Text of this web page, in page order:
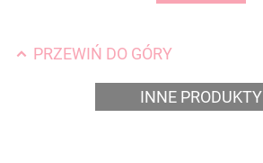
PRZEWIŃ DO GÓRY
INNE PRODUKTY